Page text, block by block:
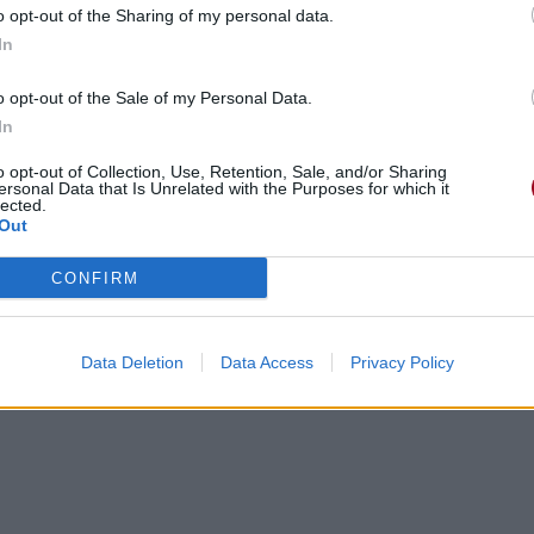
opt-out of the Sharing of my personal data.
opt-out of the Sale of my Personal Data.
opt-out of Collection, Use, Retention, Sale, and/or Sharing
Data that Is Unrelated with the Purposes for which it
CONFIRM
Data Deletion Data Access Privacy Policy
Photos Corrections & commentaires
cette traduction Corriger une erreur